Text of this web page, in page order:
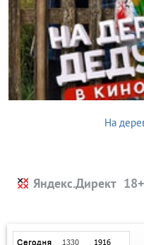
На
Яндекс.Директ